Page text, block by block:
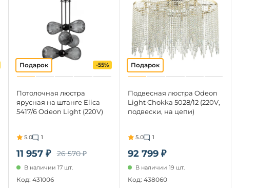
11 957 ₽ 26 570 ₽
-55%
Потолочная люстра
ярусная на штанге Elica
5417/6 Odeon Light (220V)
5.0 1
В наличии 17 шт.
Код: 431006
92 799 ₽
Подвесная люстра Odeon
Light Chokka 5028/12 (220V,
подвески, на цепи)
5.0 1
В наличии 19 шт.
Код: 438060